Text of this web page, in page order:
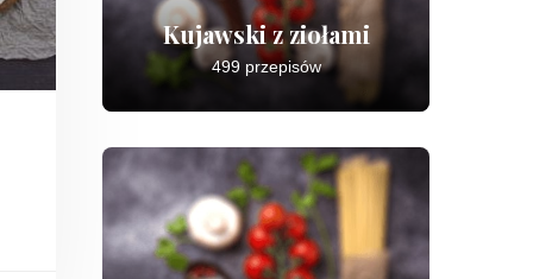
Kujawski z ziołami
499 przepisów